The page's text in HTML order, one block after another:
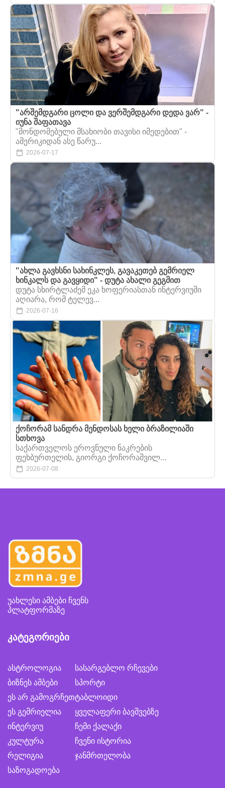
"არშემდგარი ცოლი და ვერშემდგარი დედა ვარ" -
იუნა შაფათავა
"მონდომებული მსახიობი თავისი იმედებით" -
ამერიკიდან ასე წარუ...
2026-07-17
"ახლა გავხსნი სახინკლეს, გავაკეთებ გემრიელ
ხინკალს და გავყიდი" - დუტა ახალი გეგმით
დუტა სხირტლაძემ ეკა ხოფერიასთან ინტერვიუში
აღიარა, რომ ტელევ...
2026-07-16
ქოჩორამ სანდრა მენდოსას ხელი ბრაზილიაში
სთხოვა
საქართველოს ეროვნული ნაკრების
ფეხბურთელის, გიორგი ქოჩორაშვილ...
2026-07-08
უახლესი ამბები ჩვენს
პლატფორმაზე
კატეგორიები
ასტროლოგია
ბიზნეს ამბები
ეს არ გამოგრჩეთ
ეს გემრიელია
ინტერვიუ
კულტურა
რელიგია
საზოგადოება
სასარგებლო რჩევები
სპორტი
ტაბლოიდი
ყველაფერი ბავშვებზე
ჩემი ქალაქი
ჩვენი ისტორია
ჯანმრთელობა